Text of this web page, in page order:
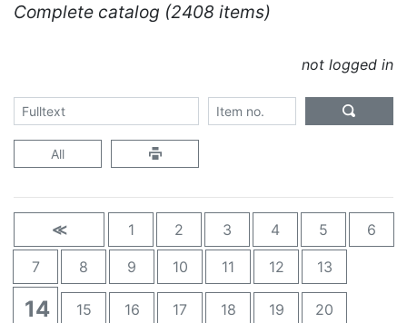
Complete catalog (2408 items)
not logged in
All
≪ 1 2 3 4 5 6
7 8 9 10 11 12 13
14 15 16 17 18 19 20